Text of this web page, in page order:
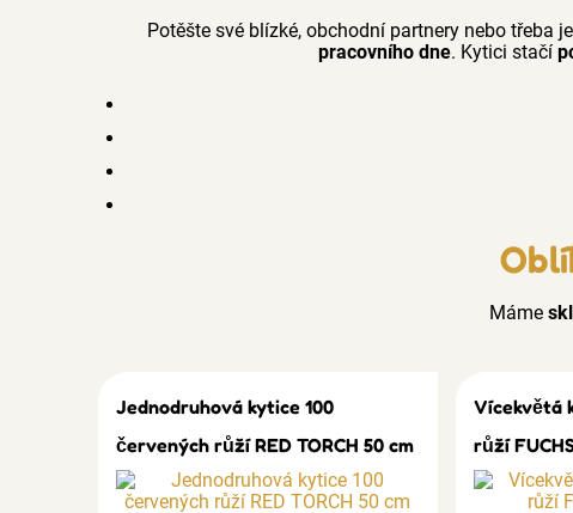
Potěšte své blízké, obchodní partnery nebo třeba
pracovního dne. Kytici stačí
Máme
Jednodruhová kytice 100
červených růží RED TORCH 50 cm
Vícekvětá
růží